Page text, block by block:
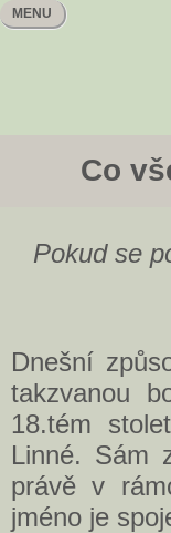
MENU
Co
Pokud se
Dnešní
takzvanou
18.tém
Linné. Sám
právě v
jméno je